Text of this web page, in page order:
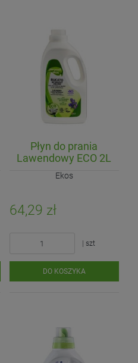
Płyn do prania
Lawendowy ECO 2L
(40 prań)
Ekos
64,29 zł
| szt
DO KOSZYKA